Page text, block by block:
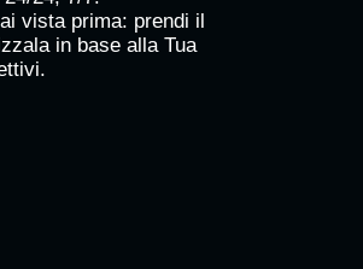
vista prima: prendi il
in base alla Tua